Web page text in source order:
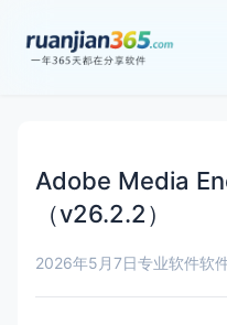
Adobe Media
（v26.2.2）
2026年5月7日专业软件软